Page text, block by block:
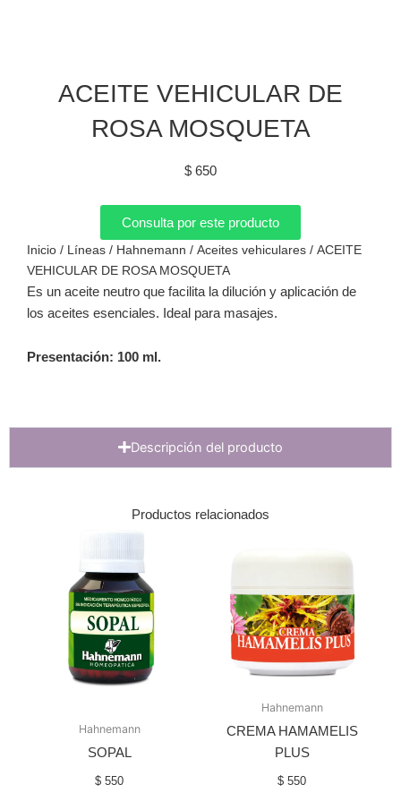
ACEITE VEHICULAR DE
ROSA MOSQUETA
$ 650
Consulta por este producto
Inicio / Líneas / Hahnemann / Aceites vehiculares / ACEITE
VEHICULAR DE ROSA MOSQUETA
Es un aceite neutro que facilita la dilución y aplicación de
los aceites esenciales. Ideal para masajes.
Presentación: 100 ml.
Descripción del producto
Productos relacionados
Hahnemann
SOPAL
$ 550
Hahnemann
CREMA HAMAMELIS
PLUS
$ 550